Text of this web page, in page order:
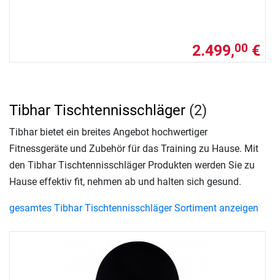
2.499,00 €
Tibhar Tischtennisschläger (2)
Tibhar bietet ein breites Angebot hochwertiger
Fitnessgeräte und Zubehör für das Training zu Hause. Mit
den Tibhar Tischtennisschläger Produkten werden Sie zu
Hause effektiv fit, nehmen ab und halten sich gesund.
gesamtes Tibhar Tischtennisschläger Sortiment anzeigen